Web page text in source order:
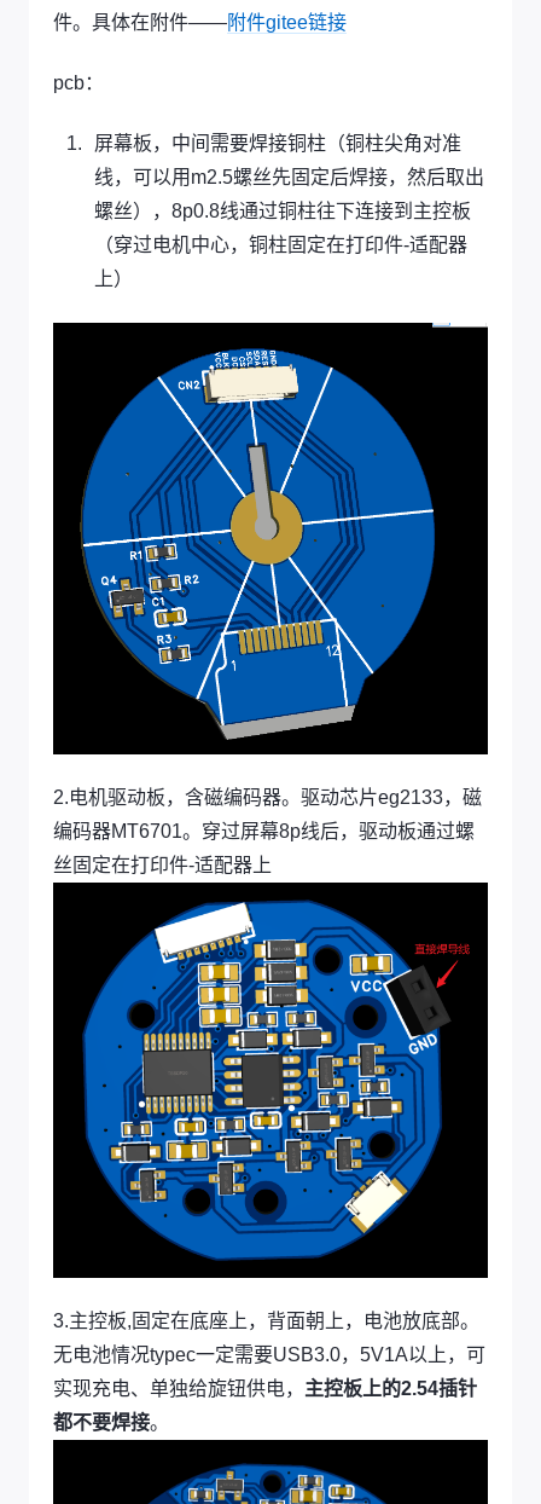
件。具体在附件——附件gitee链接
pcb：
屏幕板，中间需要焊接铜柱（铜柱尖角对准
线，可以用m2.5螺丝先固定后焊接，然后取出
螺丝），8p0.8线通过铜柱往下连接到主控板
（穿过电机中心，铜柱固定在打印件-适配器
上）
2.电机驱动板，含磁编码器。驱动芯片eg2133，磁
编码器MT6701。穿过屏幕8p线后，驱动板通过螺
丝固定在打印件-适配器上
3.主控板,固定在底座上，背面朝上，电池放底部。
无电池情况typec一定需要USB3.0，5V1A以上，可
实现充电、单独给旋钮供电， 主控板上的2.54插针
都不要焊接。